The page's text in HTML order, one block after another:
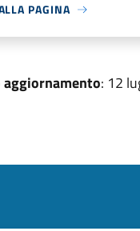
PAGINA
: 12